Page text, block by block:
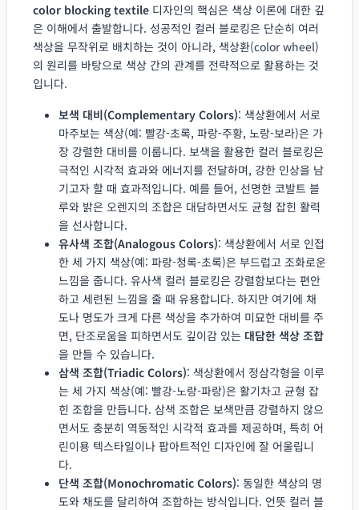
color blocking textile 디자인의 핵심은 색상 이론에 대한 깊
은 이해에서 출발합니다. 성공적인 컬러 블로킹은 단순히 여러
색상을 무작위로 배치하는 것이 아니라, 색상환(color wheel)
의 원리를 바탕으로 색상 간의 관계를 전략적으로 활용하는 것
입니다.
보색 대비(Complementary Colors): 색상환에서 서로
마주보는 색상(예: 빨강-초록, 파랑-주황, 노랑-보라)은 가
장 강렬한 대비를 이룹니다. 보색을 활용한 컬러 블로킹은
극적인 시각적 효과와 에너지를 전달하며, 강한 인상을 남
기고자 할 때 효과적입니다. 예를 들어, 선명한 코발트 블
루와 밝은 오렌지의 조합은 대담하면서도 균형 잡힌 활력
을 선사합니다.
유사색 조합(Analogous Colors): 색상환에서 서로 인접
한 세 가지 색상(예: 파랑-청록-초록)은 부드럽고 조화로운
느낌을 줍니다. 유사색 컬러 블로킹은 강렬함보다는 편안
하고 세련된 느낌을 줄 때 유용합니다. 하지만 여기에 채
도나 명도가 크게 다른 색상을 추가하여 미묘한 대비를 주
면, 단조로움을 피하면서도 깊이감 있는 대담한 색상 조합
을 만들 수 있습니다.
삼색 조합(Triadic Colors): 색상환에서 정삼각형을 이루
는 세 가지 색상(예: 빨강-노랑-파랑)은 활기차고 균형 잡
힌 조합을 만듭니다. 삼색 조합은 보색만큼 강렬하지 않으
면서도 충분히 역동적인 시각적 효과를 제공하며, 특히 어
린이용 텍스타일이나 팝아트적인 디자인에 잘 어울립니
다.
단색 조합(Monochromatic Colors): 동일한 색상의 명
도와 채도를 달리하여 조합하는 방식입니다. 언뜻 컬러 블